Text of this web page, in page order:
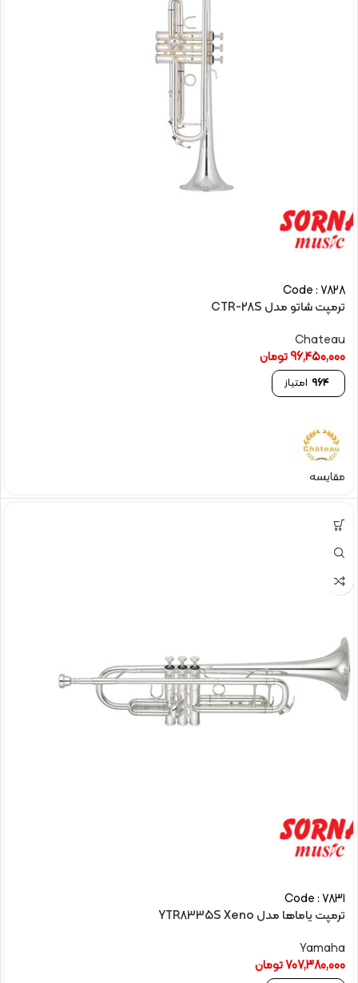
Code : 7828
ترمپت شاتو مدل CTR-28S
Chateau
96,450,000تومان
964 امتیاز
مقایسه
Code : 7831
ترمپت یاماها مدل YTR8335S Xeno
Yamaha
707,380,000تومان